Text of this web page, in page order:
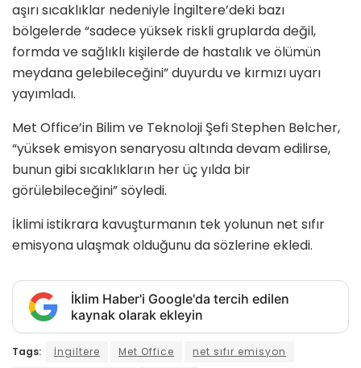
aşırı sıcaklıklar nedeniyle İngiltere’deki bazı
bölgelerde “sadece yüksek riskli gruplarda değil,
formda ve sağlıklı kişilerde de hastalık ve ölümün
meydana gelebileceğini” duyurdu ve kırmızı uyarı
yayımladı.
Met Office’in Bilim ve Teknoloji Şefi Stephen Belcher,
“yüksek emisyon senaryosu altında devam edilirse,
bunun gibi sıcaklıkların her üç yılda bir
görülebileceğini” söyledi.
İklimi istikrara kavuşturmanın tek yolunun net sıfır
emisyona ulaşmak olduğunu da sözlerine ekledi.
İklim Haber'i Google'da tercih edilen
kaynak olarak ekleyin
Tags: İngiltere Met Office
net sıfır emisyon